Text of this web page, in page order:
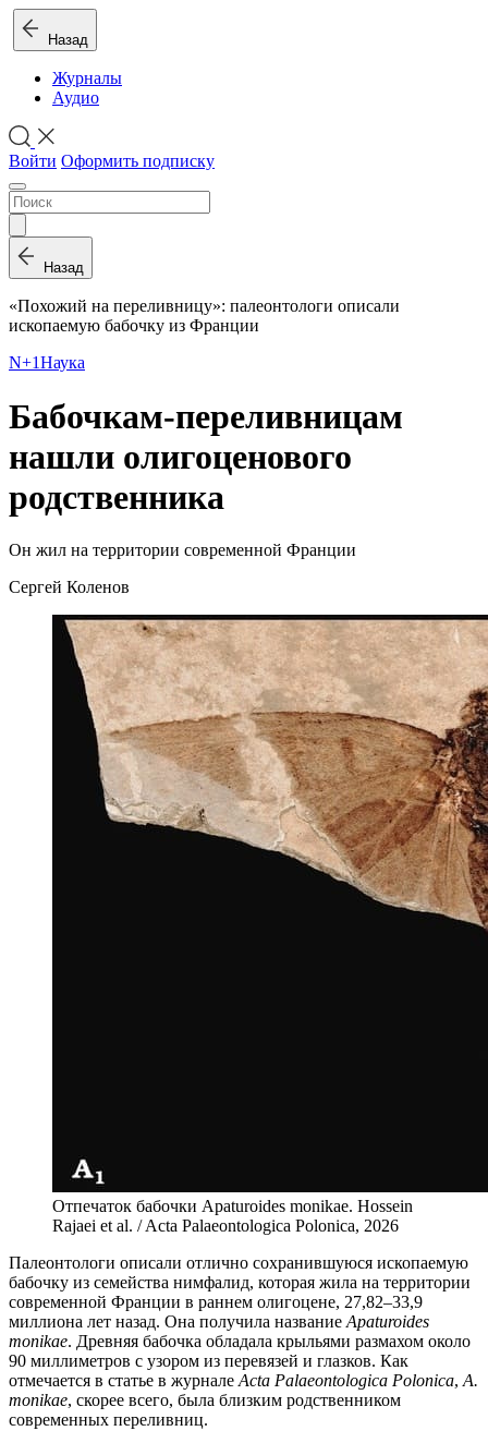
Назад
Журналы
Аудио
Войти Оформить подписку
Назад
«Похожий на переливницу»: палеонтологи описали
ископаемую бабочку из Франции
N+1Наука
Бабочкам-переливницам
нашли олигоценового
родственника
Он жил на территории современной Франции
Сергей Коленов
Отпечаток бабочки Apaturoides monikae. Hossein
Rajaei et al. / Acta Palaeontologica Polonica, 2026
Палеонтологи описали отлично сохранившуюся ископаемую
бабочку из семейства нимфалид, которая жила на территории
современной Франции в раннем олигоцене, 27,82–33,9
миллиона лет назад. Она получила название Apaturoides
monikae. Древняя бабочка обладала крыльями размахом около
90 миллиметров с узором из перевязей и глазков. Как
отмечается в статье в журнале Acta Palaeontologica Polonica, A.
monikae, скорее всего, была близким родственником
современных переливниц.